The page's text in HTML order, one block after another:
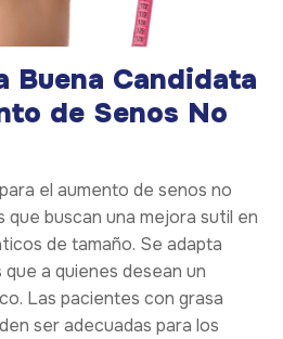
Buena Candidata
de Senos No
el aumento de senos no
que buscan una mejora sutil en
de tamaño. Se adapta
a quienes desean un
Las pacientes con grasa
ser adecuadas para los